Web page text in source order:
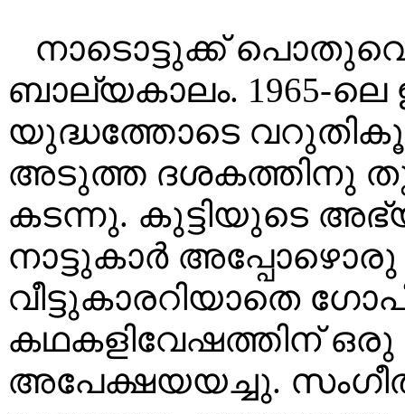
നാടൊട്ടുക്ക് പൊതുവെ
ബാല്യകാലം. 1965-
യുദ്ധത്തോടെ
അടുത്ത ദശകത്തിനു
കടന്നു. കുട്ടിയുടെ
നാട്ടുകാർ അപ്പോഴൊരു
വീട്ടുകാരറിയാതെ
കഥകളിവേഷത്തിന് ഒരു
അപേക്ഷയയച്ചു.